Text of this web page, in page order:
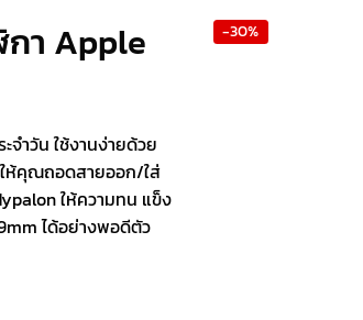
า Apple
ำวัน ใช้งานง่ายด้วย
ห้คุณถอดสายออก/ใส่
ให้ความทน แข็ง
ได้อย่างพอดีตัว
-30%